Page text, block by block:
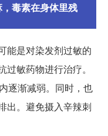
毒素在身体里残
能是对染发剂过敏的
敏药物进行治疗。
逐渐减弱。同时，也
出。避免摄入辛辣刺